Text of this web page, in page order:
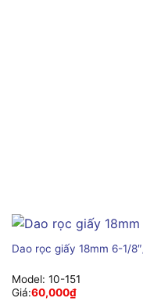
Dao rọc giấy 18mm 6-1/
Model: 10-151
Giá:60,000₫